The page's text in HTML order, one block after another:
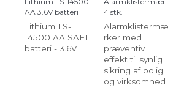
AA 3.6V batteri
Lithium LS-
14500 AA SAFT
batteri - 3.6V
4 stk.
Alarmklistermæ
rker med
præventiv
effekt til synlig
sikring af bolig
og virksomhed